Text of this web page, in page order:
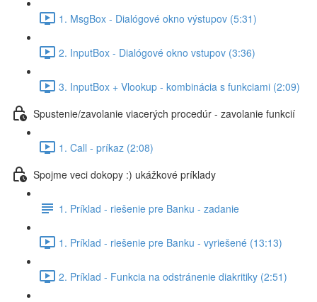
1. MsgBox - Dialógové okno výstupov (5:31)
2. InputBox - Dialógové okno vstupov (3:36)
3. InputBox + Vlookup - kombinácia s funkciami (2:09)
Spustenie/zavolanie viacerých procedúr - zavolanie funkcií
1. Call - príkaz (2:08)
Spojme veci dokopy :) ukážkové príklady
1. Príklad - riešenie pre Banku - zadanie
1. Príklad - riešenie pre Banku - vyriešené (13:13)
2. Príklad - Funkcia na odstránenie diakritiky (2:51)